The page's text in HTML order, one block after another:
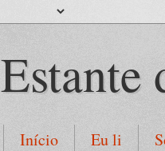
Estante
Início Eu li